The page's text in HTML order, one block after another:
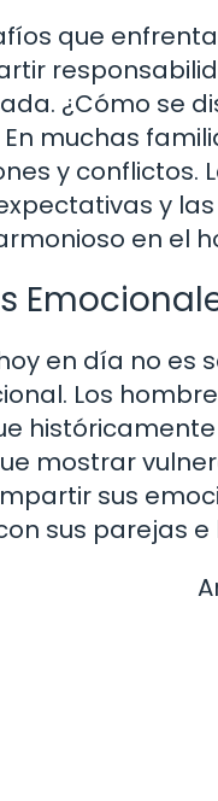
que
¿Cómo se
muchas
y conflictos.
y
en el
en día no es
Los
mostrar
sus
sus parejas e